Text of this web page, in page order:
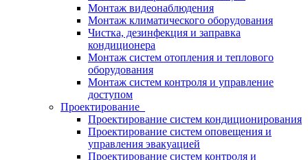
Монтаж видеонаблюдения
Монтаж климатического оборудования
Чистка, дезинфекция и заправка
кондиционера
Монтаж систем отопления и теплового
оборудования
Монтаж систем контроля и управление
доступом
Проектирование
Проектирование систем кондиционирования
Проектирование систем оповещения и
управления эвакуацией
Проектирование систем контроля и